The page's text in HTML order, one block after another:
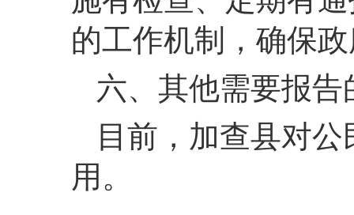
的工作机制，确保
六、其他需要报告
目前，加查县对
用。